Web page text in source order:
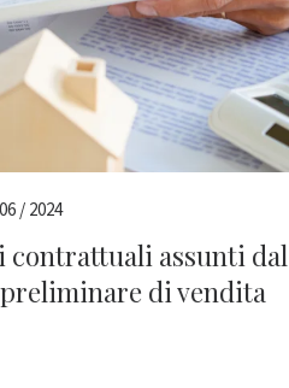
/ 2024
contrattuali assunti dal
di vendita